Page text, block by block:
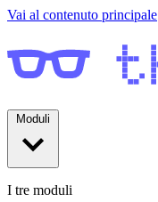
Vai al contenuto principale
I tre moduli